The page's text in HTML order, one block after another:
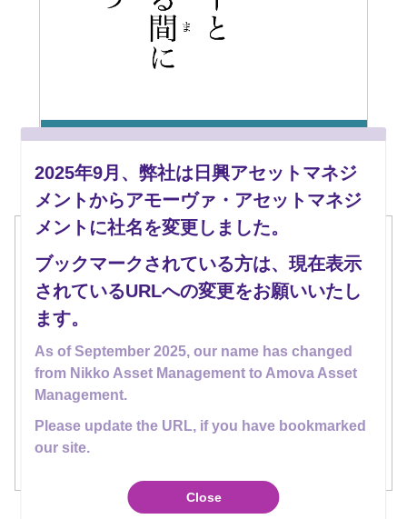
資産運用始めようかな、どうしようかな…。
そう考えているうちに1年、2年と過ぎてしまった！
という方、めずらしくなさそうです。
じっくり考えることはとても良いこと。
でも、その「悩んでいる間」にも投資にまわせる時
間が減ってしまっているのもまた事実。
その時間、もったいなくないですか？
今回の資産運用川柳かるたは、「さすがに化石には
2025年9月、弊社は日興アセットマネジ
メントからアモーヴァ・アセットマネジ
メントに社名を変更しました。
ブックマークされている方は、現在表示
されているURLへの変更をお願いいたし
ます。
As of September 2025, our name has changed
from Nikko Asset Management to Amova Asset
Management.
Please update the URL, if you have bookmarked
our site.
Close